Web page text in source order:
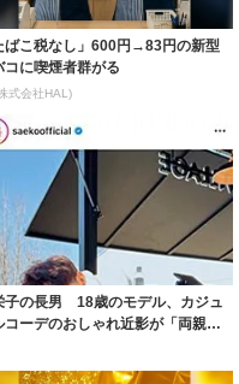
ばこ税なし」600円→83円の新型
コに喫煙者群がる
式会社HAL)
子の長男 18歳のモデル、カジュ
コーデのおしゃれ近影が「両親の